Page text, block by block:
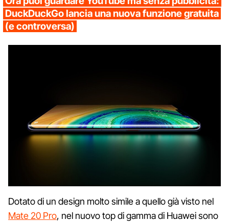
DuckDuckGo lancia una nuova funzione gratuita
(e controversa)
Dotato di un design molto simile a quello già visto nel
Mate 20 Pro, nel nuovo top di gamma di Huawei sono